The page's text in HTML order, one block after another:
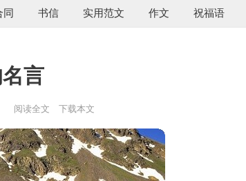
同 书信 实用范文 作文 祝福语
言
阅读全文 下载本文